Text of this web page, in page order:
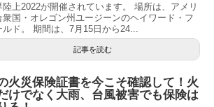
陸上2022が開催されています。 場所は、アメリ
衆国・オレゴン州ユージーンのヘイワード・フ
ルド。 期間は、7月15日から24...
記事を読む
火災保険証書を今こそ確認して！火
けでなく大雨、台風被害でも保険は